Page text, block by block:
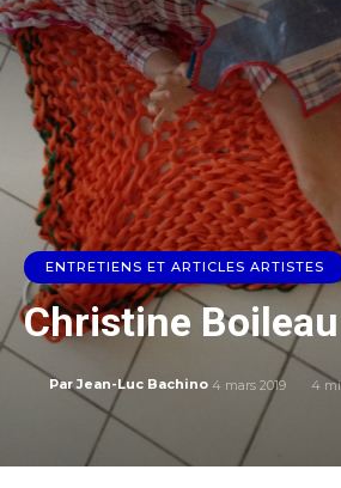
ENTRETIENS ET ARTICLES ARTISTES
Christine Boileau
Par Jean-Luc Bachino 4 mars 2019 4